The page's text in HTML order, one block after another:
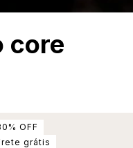
core
% OFF
grátis